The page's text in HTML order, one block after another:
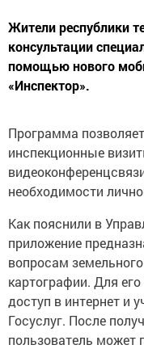
Жители республики
консультации
помощью нового
«Инспектор».
Программа
инспекционные
необходимости
Как пояснили в
приложение
вопросам
картографии. Для
доступ в интернет и
Госуслуг. После
пользователь может